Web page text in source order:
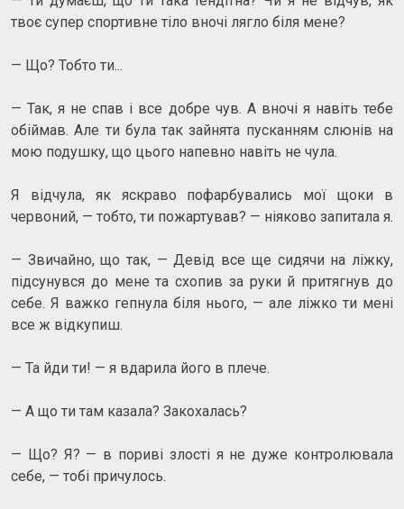
твоє супер спортивне тіло вночі лягло біля мене?
— Що? Тобто ти...
— Так, я не спав і все добре чув. А вночі я навіть тебе
обіймав. Але ти була так зайнята пусканням слюнів на
мою подушку, що цього напевно навіть не чула.
Я відчула, як яскраво пофарбувались мої щоки в
червоний, — тобто, ти пожартував? — ніяково запитала я.
— Звичайно, що так, — Девід все ще сидячи на ліжку,
підсунувся до мене та схопив за руки й притягнув до
себе. Я важко гепнула біля нього, — але ліжко ти мені
все ж відкупиш.
— Та йди ти! — я вдарила його в плече.
— А що ти там казала? Закохалась?
— Що? Я? — в пориві злості я не дуже контролювала
себе, — тобі причулось.